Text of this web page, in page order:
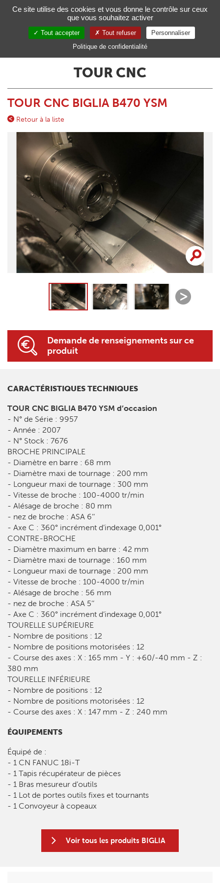
TOUR CNC
TOUR CNC BIGLIA B470 YSM
Retour à la liste
Demande de renseignements sur ce
produit
CARACTÉRISTIQUES TECHNIQUES
TOUR CNC BIGLIA B470 YSM d’occasion
- N° de Série : 9957
- Année : 2007
- N° Stock : 7676
BROCHE PRINCIPALE
- Diamètre en barre : 68 mm
- Diamètre maxi de tournage : 200 mm
- Longueur maxi de tournage : 300 mm
- Vitesse de broche : 100-4000 tr/min
- Alésage de broche : 80 mm
- nez de broche : ASA 6’’
- Axe C : 360° incrément d’indexage 0,001°
CONTRE-BROCHE
- Diamètre maximum en barre : 42 mm
- Diamètre maxi de tournage : 160 mm
- Longueur maxi de tournage : 200 mm
- Vitesse de broche : 100-4000 tr/min
- Alésage de broche : 56 mm
- nez de broche : ASA 5’’
- Axe C : 360° incrément d’indexage 0,001°
TOURELLE SUPÉRIEURE
- Nombre de positions : 12
- Nombre de positions motorisées : 12
- Course des axes : X : 165 mm - Y : +60/-40 mm - Z :
380 mm
TOURELLE INFÉRIEURE
- Nombre de positions : 12
- Nombre de positions motorisées : 12
- Course des axes : X : 147 mm - Z : 240 mm
ÉQUIPEMENTS
Équipé de :
- 1 CN FANUC 18i-T
- 1 Tapis récupérateur de pièces
- 1 Bras mesureur d’outils
- 1 Lot de portes outils fixes et tournants
- 1 Convoyeur à copeaux
Voir tous les produits BIGLIA
Gestion de vos préférences sur les cookies
Ce site utilise des cookies et vous donne le contrôle sur ceux
que vous souhaitez activer
Tout accepter Tout refuser
Personnaliser
Politique de confidentialité